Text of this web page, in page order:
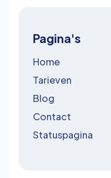
Pagina's
Home
Tarieven
Blog
Contact
Statuspagina